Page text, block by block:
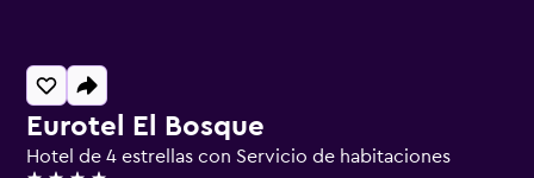
Eurotel El Bosque
Hotel de 4 estrellas con Servicio de habitaciones